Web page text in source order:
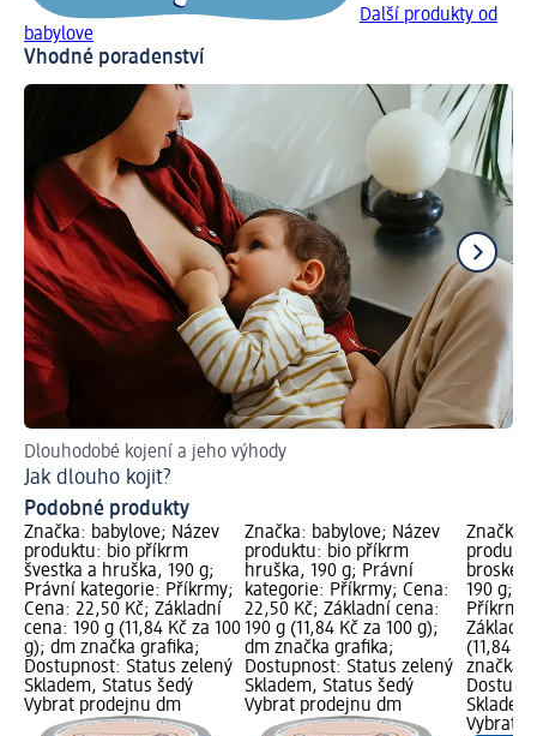
Další produkty od
babylove
Vhodné poradenství
Dlouhodobé kojení a jeho výhody
Jak dlouho kojit?
Podobné produkty
Značka: babylove; Název
produktu: bio příkrm
švestka a hruška, 190 g;
Právní kategorie: Příkrmy;
Cena: 22,50 Kč; Základní
cena: 190 g (11,84 Kč za 100
g); dm značka grafika;
Dostupnost: Status zelený
Skladem, Status šedý
Vybrat prodejnu dm
Značka: babylove; Název
produktu: bio příkrm
hruška, 190 g; Právní
kategorie: Příkrmy; Cena:
22,50 Kč; Základní cena:
190 g (11,84 Kč za 100 g);
dm značka grafika;
Dostupnost: Status zelený
Skladem, Status šedý
Vybrat prodejnu dm
Značka:
190 g;
Základní
(11,84
značka
Vybrat